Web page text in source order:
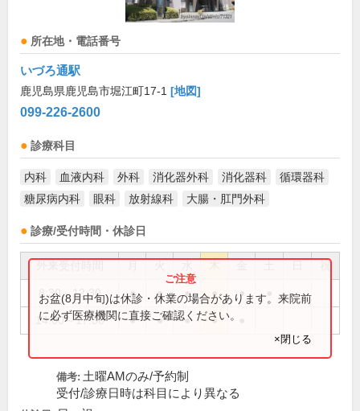
所在地・電話番号
いづろ通駅
鹿児島県鹿児島市堀江町17-1 [地図]
099-226-2600
診療科目
内科 血液内科 外科 消化器外科 消化器科
循環器科
糖尿病内科
眼科 放射線科 大腸・肛門外科
診療/受付時間・休診日
祝
8:30～12:30 ● ● ● ● ●
14:00～17:30 ● ● ● ●
お盆(8月中旬)は休診・休業の場合があります。来院前
に必ず医療機関に直接ご確認ください。
×閉じる
備考: 土曜AMのみ/予約制
受付/診療日時は科目により異なる